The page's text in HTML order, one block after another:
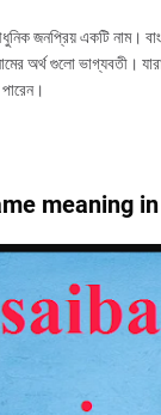
জনপ্রিয় একটি নাম।
অর্থ গুলো ভাগ্যবতী।
meaning